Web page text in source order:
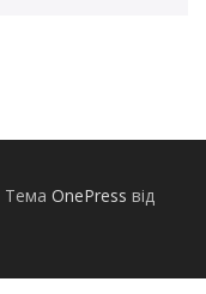
Тема OnePress від